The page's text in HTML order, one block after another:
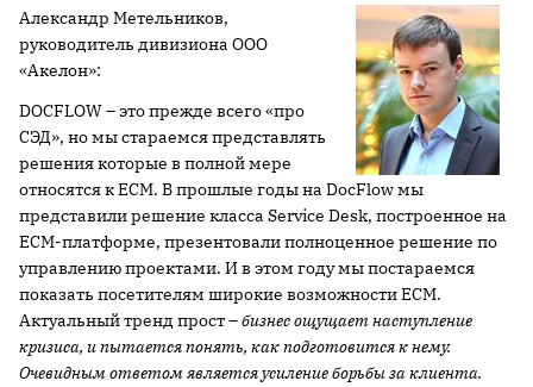
Александр Метельников,
руководитель дивизиона ООО
«Акелон»:
DOCFLOW – это прежде всего «про
СЭД», но мы стараемся представлять
решения которые в полной мере
относятся к ECM. В прошлые годы на DocFlow мы
представили решение класса Service Desk, построенное на
ECM-платформе, презентовали полноценное решение по
управлению проектами. И в этом году мы постараемся
показать посетителям широкие возможности ECM.
Актуальный тренд прост –бизнес ощущает наступление
кризиса, и пытается понять, как подготовится к нему.
Очевидным ответом является усиление борьбы за клиента.